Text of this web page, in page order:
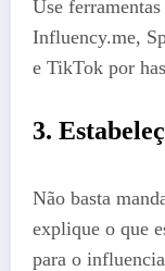
Use
Influency.me,
e TikTok por
3.
Não basta
explique o que
para o